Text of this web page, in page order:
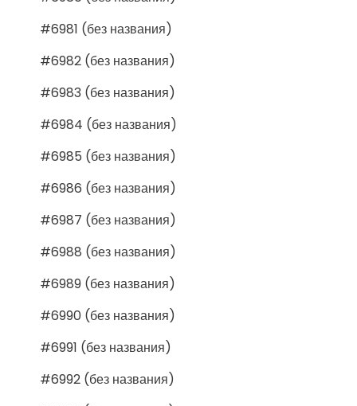
#6981 (без названия)
#6982 (без названия)
#6983 (без названия)
#6984 (без названия)
#6985 (без названия)
#6986 (без названия)
#6987 (без названия)
#6988 (без названия)
#6989 (без названия)
#6990 (без названия)
#6991 (без названия)
#6992 (без названия)